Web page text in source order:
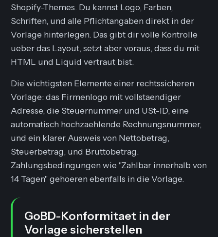
Shopify-Themes. Du kannst Logo, Farben,
Schriften, und alle Pflichtangaben direkt in der
Vorlage hinterlegen. Das gibt dir volle Kontrolle
ueber das Layout, setzt aber voraus, dass du mit
HTML und Liquid vertraut bist.
Die wichtigsten Elemente einer rechtssicheren
Vorlage: das Firmenlogo mit vollstaendiger
Adresse, die Steuernummer und USt-ID, eine
automatisch hochzaehlende Rechnungsnummer,
und ein klarer Ausweis von Nettobetrag,
Steuerbetrag, und Bruttobetrag.
Zahlungsbedingungen wie "Zahlbar innerhalb von
14 Tagen" gehoeren ebenfalls in die Vorlage.
GoBD-Konformitaet in der
Vorlage sicherstellen